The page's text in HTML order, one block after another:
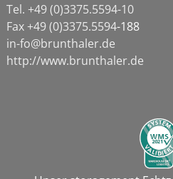
Tel. +49 (0)3375.5594-10
Fax +49 (0)3375.5594-188
in-fo@brunthaler.de
http://www.brunthaler.de